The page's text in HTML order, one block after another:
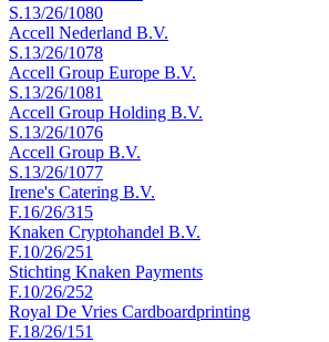
S.13/26/1080
Accell Nederland B.V.
S.13/26/1078
Accell Group Europe B.V.
S.13/26/1081
Accell Group Holding B.V.
S.13/26/1076
Accell Group B.V.
S.13/26/1077
Irene's Catering B.V.
F.16/26/315
Knaken Cryptohandel B.V.
F.10/26/251
Stichting Knaken Payments
F.10/26/252
Royal De Vries Cardboardprinting
F.18/26/151